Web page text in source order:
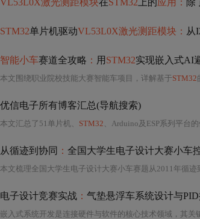
VL53L0X激光测距模块在STM32 上的应用： 除
STM32单片机驱动VL53L0X激光测距模块： 从
智能小车赛道全攻略 ： 用 STM32实现嵌入式AI
本文围绕职业院校技能大赛智能车项目，详解基于STM32
优信电子所有博客汇总(导航搜索)
本文汇总了51单片机、 STM32 、Arduino及ESP系列平台的传感器
从循迹到协同 ： 全国大学生电子设计大赛小车
电子设计竞赛实战 ： 气垫悬浮车系统设计与
嵌入式系统开发是连接硬件与软件的核心技术领域，其